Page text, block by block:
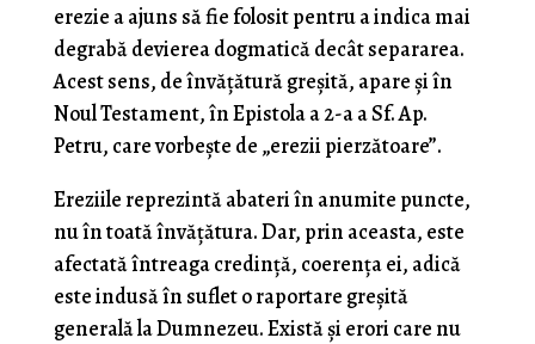
erezie a ajuns să fie folosit pentru a indica mai
degrabă devierea dogmatică decât separarea.
Acest sens, de învățătură greșită, apare și în
Noul Testament, în Epistola a 2-a a Sf. Ap.
Petru, care vorbește de „erezii pierzătoare”.
Ereziile reprezintă abateri în anumite puncte,
nu în toată învățătura. Dar, prin aceasta, este
afectată întreaga credință, coerența ei, adică
este indusă în suflet o raportare greșită
generală la Dumnezeu. Există și erori care nu